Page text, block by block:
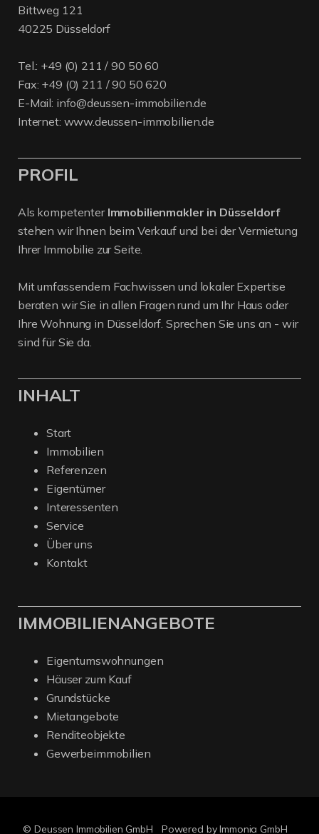
Bittweg 121
40225 Düsseldorf
Tel.: +49 (0) 211 / 90 50 60
Fax: +49 (0) 211 / 90 50 620
E-Mail: info@deussen-immobilien.de
Internet: www.deussen-immobilien.de
PROFIL
Als kompetenter Immobilienmakler in Düsseldorf
stehen wir Ihnen beim Verkauf und bei der Vermietung
Ihrer Immobilie zur Seite.
Mit umfassendem Fachwissen und lokaler Expertise
beraten wir Sie in allen Fragen rund um Ihr Haus oder
Ihre Wohnung in Düsseldorf. Sprechen Sie uns an - wir
sind für Sie da.
INHALT
Start
Immobilien
Referenzen
Eigentümer
Interessenten
Service
Über uns
Kontakt
IMMOBILIENANGEBOTE
Eigentumswohnungen
Häuser zum Kauf
Grundstücke
Mietangebote
Renditeobjekte
Gewerbeimmobilien
© Deussen Immobilien GmbH Powered by Immonia GmbH